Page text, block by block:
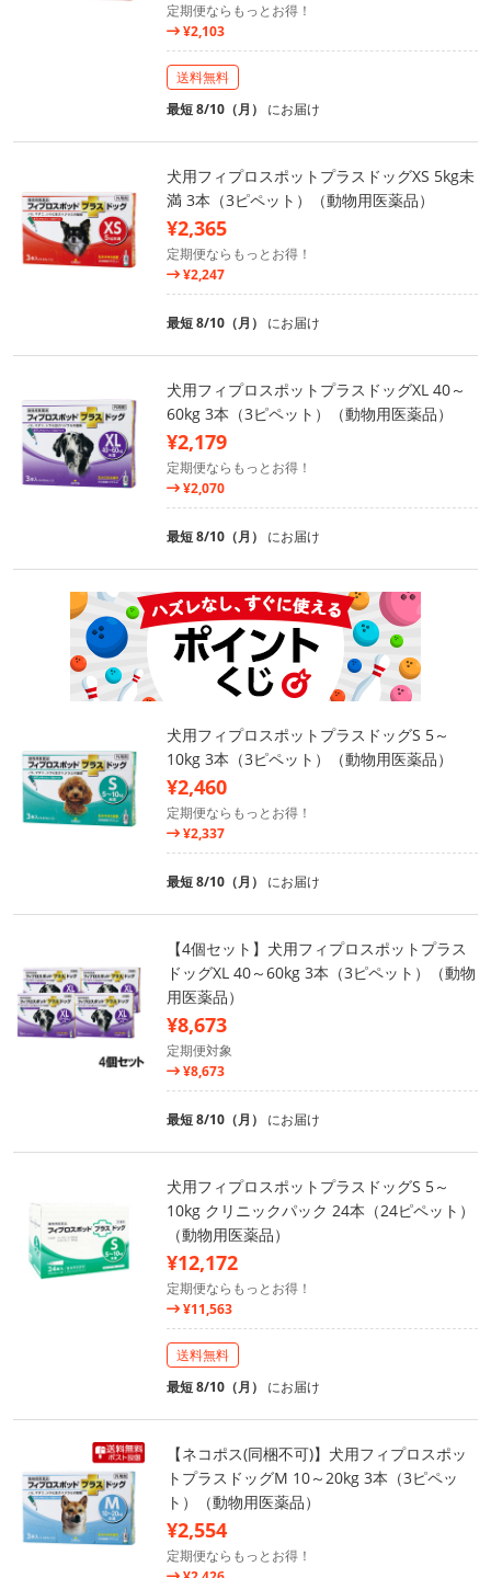
定期便ならもっとお得！
¥2,103
送料無料
最短 8/10（月） にお届け
犬用フィプロスポットプラスドッグXS 5kg未
満 3本（3ピペット）（動物用医薬品）
¥2,365
定期便ならもっとお得！
¥2,247
最短 8/10（月） にお届け
犬用フィプロスポットプラスドッグXL 40～
60kg 3本（3ピペット）（動物用医薬品）
¥2,179
定期便ならもっとお得！
¥2,070
最短 8/10（月） にお届け
犬用フィプロスポットプラスドッグS 5～
10kg 3本（3ピペット）（動物用医薬品）
¥2,460
定期便ならもっとお得！
¥2,337
最短 8/10（月） にお届け
【4個セット】犬用フィプロスポットプラス
ドッグXL 40～60kg 3本（3ピペット）（動物
用医薬品）
¥8,673
定期便対象
¥8,673
最短 8/10（月） にお届け
犬用フィプロスポットプラスドッグS 5～
10kg クリニックパック 24本（24ピペット）
（動物用医薬品）
¥12,172
定期便ならもっとお得！
¥11,563
送料無料
最短 8/10（月） にお届け
【ネコポス(同梱不可)】犬用フィプロスポッ
トプラスドッグM 10～20kg 3本（3ピペッ
ト）（動物用医薬品）
¥2,554
定期便ならもっとお得！